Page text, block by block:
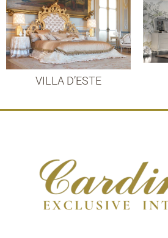
VILLA D’ESTE